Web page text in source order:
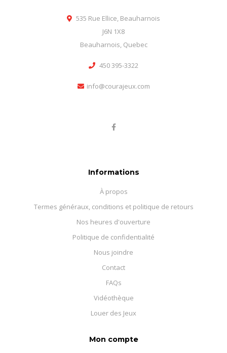
535 Rue Ellice, Beauharnois
J6N 1X8
Beauharnois, Quebec
450 395-3322
info@courajeux.com
Informations
À propos
Termes généraux, conditions et politique de retours
Nos heures d'ouverture
Politique de confidentialité
Nous joindre
Contact
FAQs
Vidéothèque
Louer des Jeux
Mon compte